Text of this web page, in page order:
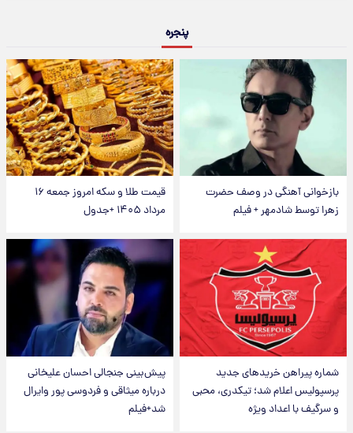
پنجره
بازخوانی آهنگی در وصف حضرت
زهرا توسط شادمهر + فیلم
قیمت طلا و سکه امروز جمعه ۱۶
مرداد ۱۴۰۵ +جدول
شماره پیراهن خریدهای جدید
پرسپولیس اعلام شد؛ تیکدری، محبی
و سرگیف با اعداد ویژه
پیش‌بینی جنجالی احسان علیخانی
درباره میثاقی و فردوسی پور وایرال
شد+فیلم